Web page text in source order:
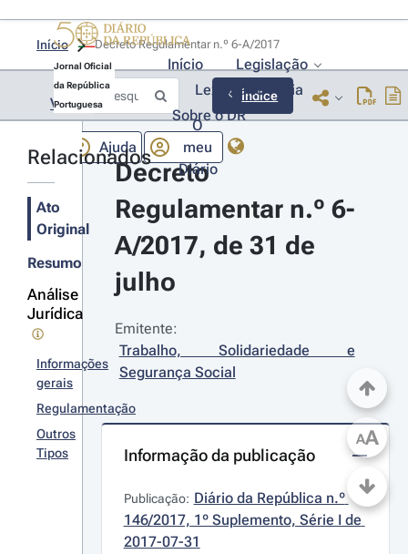
Jornal Oficial
da República
Portuguesa
Início
Legislação
Lexionário
Lia
Sobre o DR
Ajuda
O
meu
Diário
Início
Voltar Índice
Relacionados
Ato
Original
Resumo
Análise
Jurídica
Informações
gerais
Regulamentação
Outros
Tipos
Decreto
Regulamentar n.º 6-
A/2017, de 31 de
julho
Emitente:
Trabalho, Solidariedade e
Segurança Social
Informação da publicação
Publicação: Diário da República n.º
146/2017, 1º Suplemento, Série I de
2017-07-31
AA